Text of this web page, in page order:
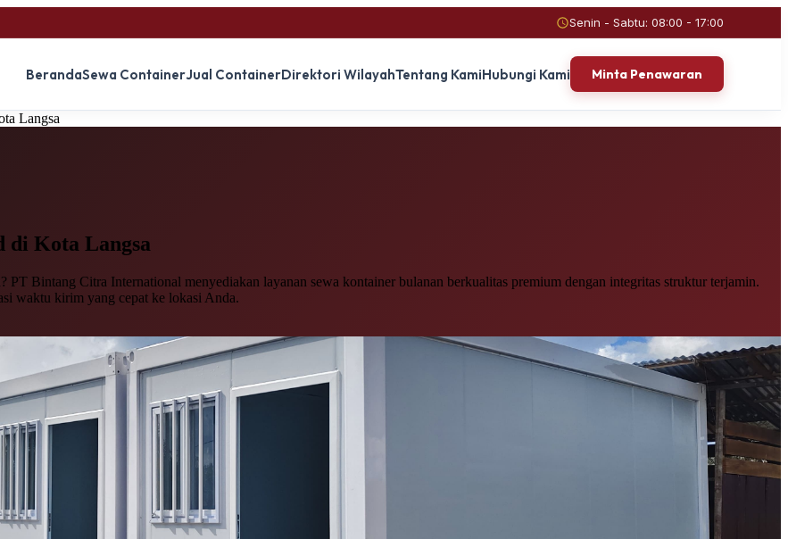
Senin - Sabtu: 08:00 - 17:00
BerandaSewa ContainerJual ContainerDirektori WilayahTentang KamiHubungi Kami Minta Penawaran
Langsa
di Kota Langsa
PT Bintang Citra International menyediakan layanan sewa kontainer bulanan berkualitas premium dengan integritas struktur terjamin.
waktu kirim yang cepat ke lokasi Anda.